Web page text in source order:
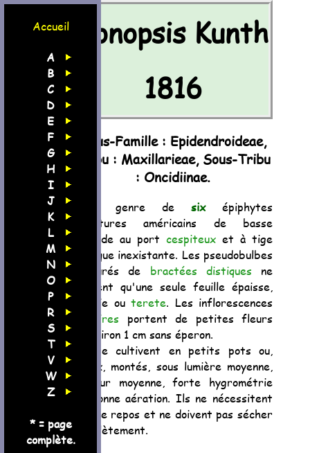
Accueil
A
B
C
D
E
F
G
H
I
J
K
L
M
N
O
P
R
S
T
V
W
Z
* = page
complète.
Ionopsis Kunth
1816
Sous-Famille : Epidendroideae,
Tribu : Maxillarieae, Sous-Tribu
: Oncidiinae.
Petit genre de sixépiphytes
miniatures américains de basse
altitude au port cespiteux et à tige
presque inexistante. Les pseudobulbes
entourés de bractées distiques ne
portent qu'une seule feuille épaisse,
aplatie ou terete. Les inflorescences
axillaires portent de petites fleurs
d'environ 1 cm sans éperon.
Ils se cultivent en petits pots ou,
mieux, montés, sous lumière moyenne,
chaleur moyenne, forte hygrométrie
et bonne aération. Ils ne nécessitent
pas de repos et ne doivent pas sécher
complètement.